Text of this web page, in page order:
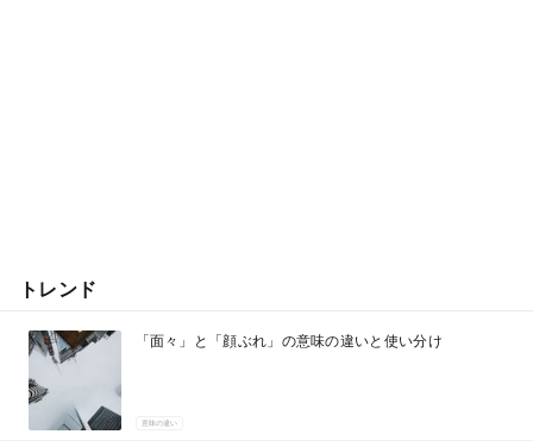
トレンド
「面々」と「顔ぶれ」の意味の違いと使い分け
意味の違い